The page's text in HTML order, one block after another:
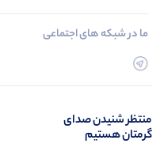
ما در شبکه های اجتماعی
منتظر شنیدن صدای
گرمتان هستیم